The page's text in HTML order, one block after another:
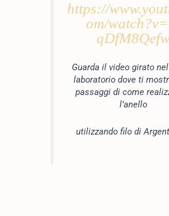
https://
om/
Guarda il video girato
laboratorio dove ti
passaggi di come
l’anello
utilizzando filo di